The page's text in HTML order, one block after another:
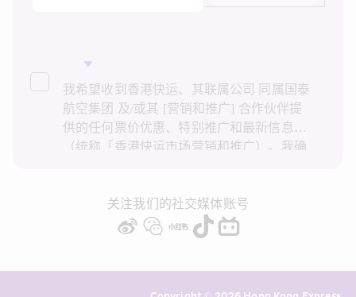
我希望收到香港快运、其联属公司 同属国泰
航空集团 及/或其 [营销和推广] 合作伙伴提
供的任何票价优惠、特别推广和最新信息
（统称「香港快运市场营销和推广）。我确
务历史记录进行直接市场营销和推广。我知
悉在未经我的同意下，香港快运不会使用我
的个人资料作直接营销和推广用途。详情请
关注我们的社交媒体账号